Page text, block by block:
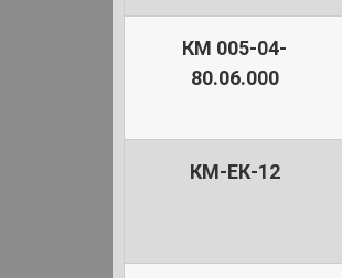
КМ 005-04-
80.06.000
КМ-ЕК-12